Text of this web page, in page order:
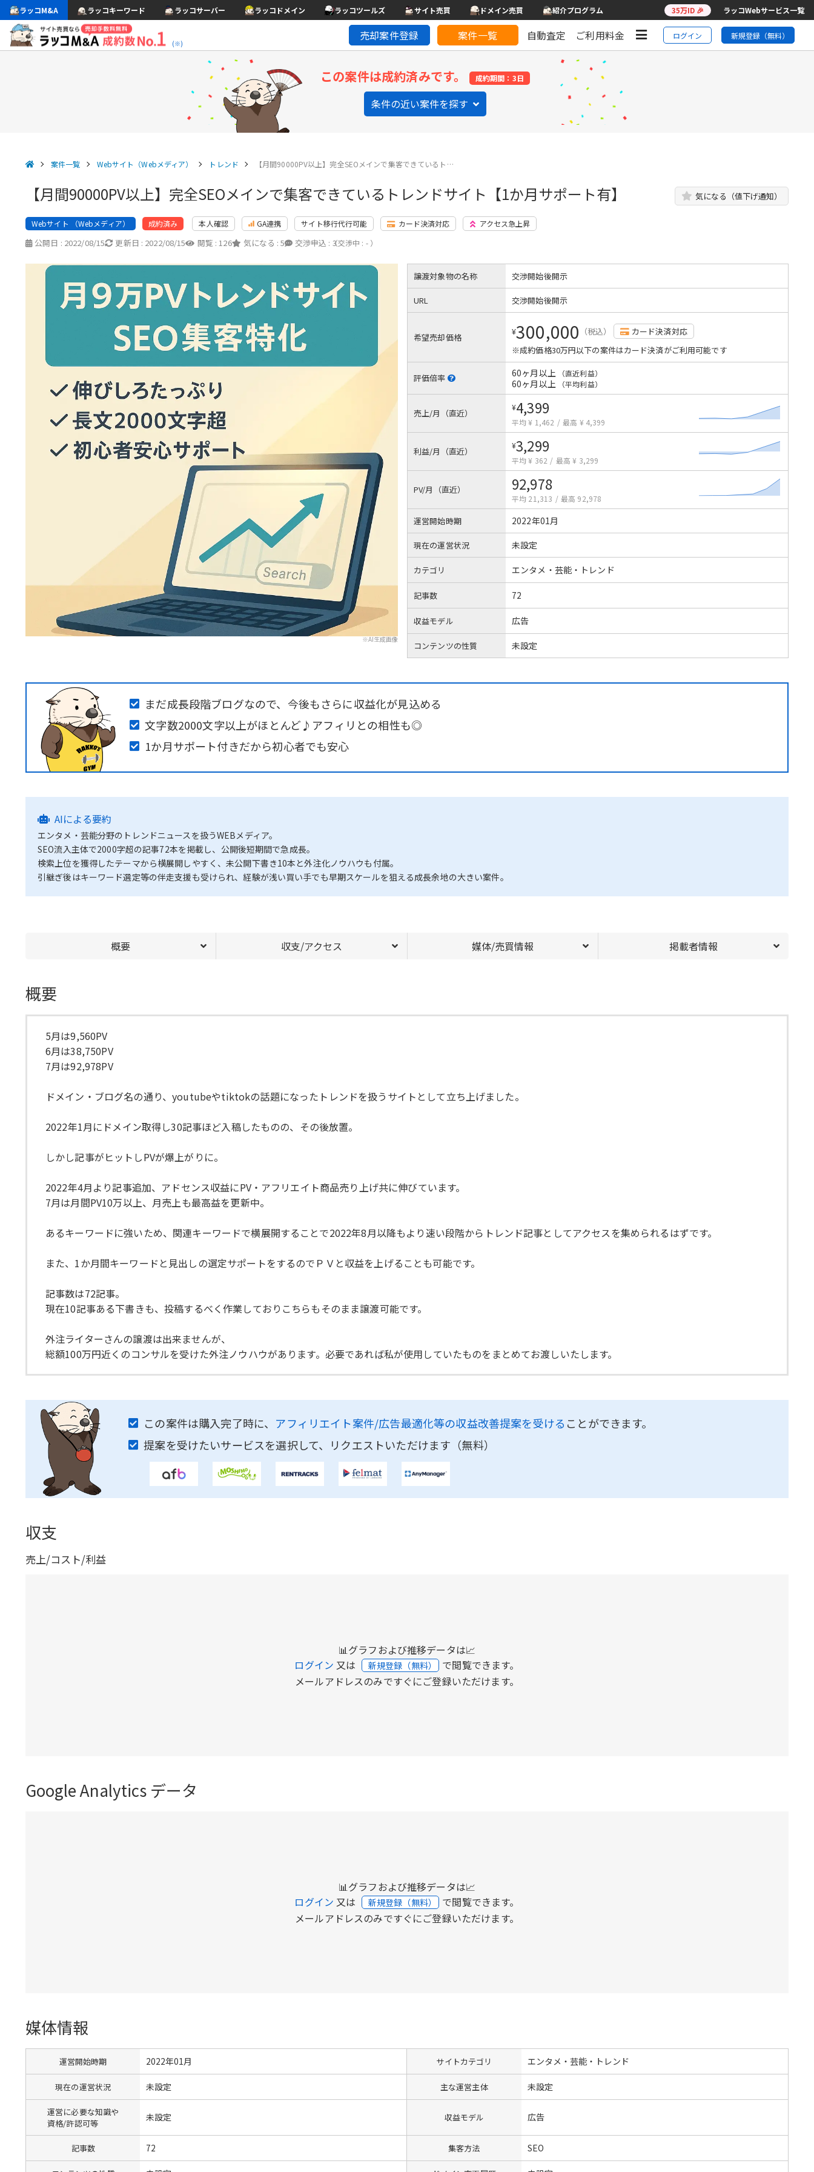
ラッコM&A ラッコキーワード ラッコサーバー ラッコドメイン ラッコツールズ サイト売買 ドメイン売買 紹介プログラム 35万ID 🎉 ラッコWebサービス一覧
(※)
売却案件登録 案件一覧 自動査定 ご利用料金 ログイン 新規登録（無料）
この案件は成約済みです。 成約期間：3日
条件の近い案件を探す
案件一覧 Webサイト（Webメディア） トレンド 【月間90000PV以上】完全SEOメインで集客できているト…
【月間90000PV以上】完全SEOメインで集客できているトレンドサイト【1か月サポート有】 気になる（値下げ通知）
Webサイト （Webメディア） 成約済み 本人確認 GA連携 サイト移行代行可能 カード決済対応 アクセス急上昇
公開日 : 2022/08/15 更新日 : 2022/08/15 閲覧 : 126 気になる : 5 交渉申込 : 3
（交渉中 : - ）
※AI生成画像
譲渡対象物の名称 交渉開始後開示
URL 交渉開始後開示
希望売却価格 ¥300,000 （税込）
カード決済対応
※成約価格30万円以下の案件はカード決済がご利用可能です
評価倍率 60ヶ月以上 （直近利益）
60ヶ月以上 （平均利益）
売上/月（直近）
¥4,399
平均 ¥ 1,462 / 最高 ¥ 4,399
利益/月（直近）
¥3,299
平均 ¥ 362 / 最高 ¥ 3,299
PV/月（直近） 92,978
平均 21,313 / 最高 92,978
運営開始時期 2022年01月
現在の運営状況 未設定
カテゴリ エンタメ・芸能・トレンド
記事数 72
収益モデル 広告
コンテンツの性質 未設定
まだ成長段階ブログなので、今後もさらに収益化が見込める
文字数2000文字以上がほとんど♪アフィリとの相性も◎
1か月サポート付きだから初心者でも安心
AIによる要約
エンタメ・芸能分野のトレンドニュースを扱うWEBメディア。
SEO流入主体で2000字超の記事72本を掲載し、公開後短期間で急成長。
検索上位を獲得したテーマから横展開しやすく、未公開下書き10本と外注化ノウハウも付属。
引継ぎ後はキーワード選定等の伴走支援も受けられ、経験が浅い買い手でも早期スケールを狙える成長余地の大きい案件。
概要 収支/アクセス 媒体/売買情報 掲載者情報
概要
5月は9,560PV
6月は38,750PV
7月は92,978PV
ドメイン・ブログ名の通り、youtubeやtiktokの話題になったトレンドを扱うサイトとして立ち上げました。
2022年1月にドメイン取得し30記事ほど入稿したものの、その後放置。
しかし記事がヒットしPVが爆上がりに。
2022年4月より記事追加、アドセンス収益にPV・アフリエイト商品売り上げ共に伸びています。
7月は月間PV10万以上、月売上も最高益を更新中。
あるキーワードに強いため、関連キーワードで横展開することで2022年8月以降もより速い段階からトレンド記事としてアクセスを集められるはずです。
また、1か月間キーワードと見出しの選定サポートをするのでＰＶと収益を上げることも可能です。
記事数は72記事。
現在10記事ある下書きも、投稿するべく作業しておりこちらもそのまま譲渡可能です。
外注ライターさんの譲渡は出来ませんが、
総額100万円近くのコンサルを受けた外注ノウハウがあります。必要であれば私が使用していたものをまとめてお渡しいたします。
この案件は購入完了時に、 アフィリエイト案件/広告最適化等の収益改善提案を受ける ことができます。
提案を受けたいサービスを選択して、リクエストいただけます（無料）
収支
売上/コスト/利益
📊グラフおよび推移データは📈
ログイン 又は 新規登録（無料） で閲覧できます。
メールアドレスのみですぐにご登録いただけます。
Google Analytics データ
📊グラフおよび推移データは📈
ログイン 又は 新規登録（無料） で閲覧できます。
メールアドレスのみですぐにご登録いただけます。
媒体情報
運営開始時期 2022年01月 サイトカテゴリ エンタメ・芸能・トレンド
現在の運営状況 未設定 主な運営主体 未設定
運営に必要な知識や
資格/許認可等
未設定 収益モデル 広告
記事数 72 集客方法 SEO